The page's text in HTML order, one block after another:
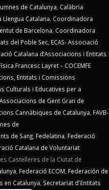
de Catalunya, Calàbria
Catalana, Coordinadora
de Barcelona, Coordinadora
del Poble Sec, ECAS- Associació
Catalana d’Associacions i Entitats
Francesc Layret – COCEMFE
Entitats i Comissions
Culturals i Educatives per a
de Gent Gran de
Cannàbiques de Catalunya, FAVB-
de
de Sang, Fedelatina, Federació
Catalana de Voluntariat
Castelleres de la Ciutat de
, Federació ECOM, Federación de
en Catalunya, Secretariat d'Entitats